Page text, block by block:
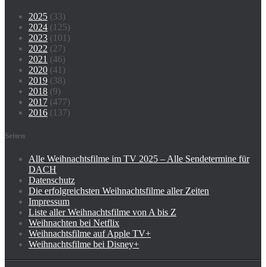
2025 (33)
2024 (125)
2023 (101)
2022 (27)
2021 (46)
2020 (41)
2019 (38)
2018 (9)
2017 (477)
2016 (137)
Seiten
Alle Weihnachtsfilme im TV 2025 – Alle Sendetermine für
DACH
Datenschutz
Die erfolgreichsten Weihnachtsfilme aller Zeiten
Impressum
Liste aller Weihnachtsfilme von A bis Z
Weihnachten bei Netflix
Weihnachtsfilme auf Apple TV+
Weihnachtsfilme bei Disney+